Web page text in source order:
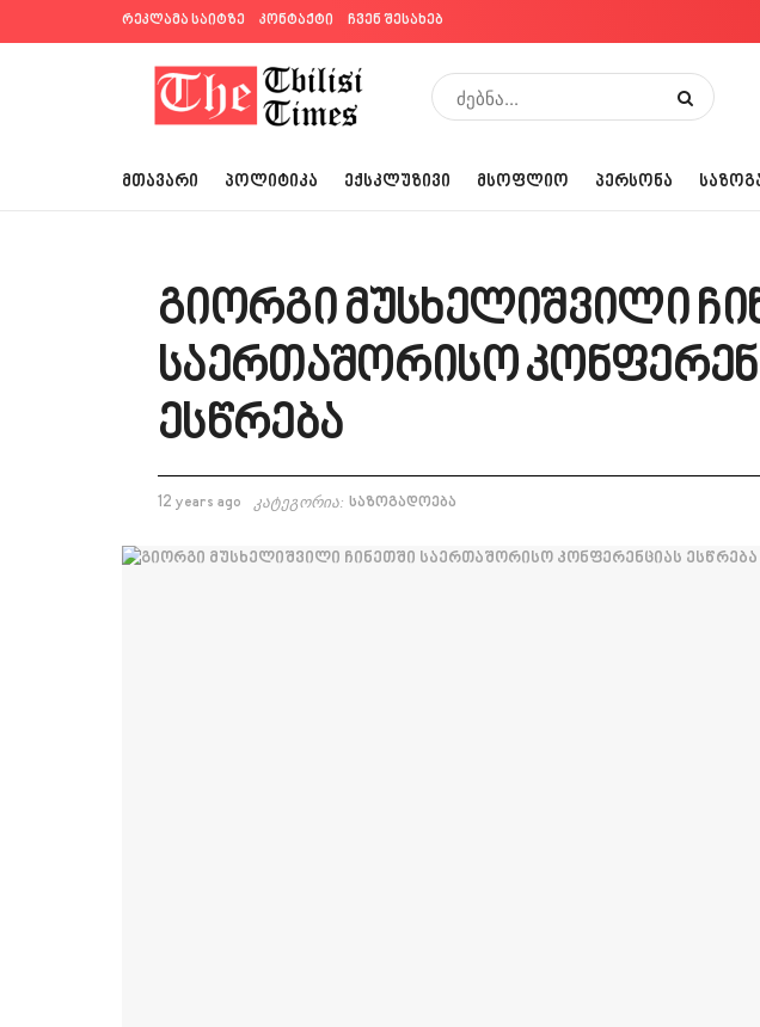
რეკლამა საიტზე კონტაქტი ჩვენ შესახებ
ᲛᲗᲐᲕᲐᲠᲘ ᲞᲝᲚᲘᲢᲘᲙᲐ ᲔᲥᲡᲙᲚᲣᲖᲘᲕᲘ ᲛᲡᲝᲤᲚᲘᲝ ᲞᲔᲠᲡᲝᲜᲐ
გიორგი მუსხელიშვილი
საერთაშორისო
ესწრება
12 years ago კატეგორია: საზოგადოება